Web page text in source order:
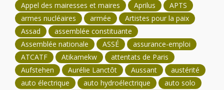
Appel des mairesses et maires Aprilus
APTS
armes nucléaires
armée
Artistes pour la paix
Assad
assemblée constituante
Assemblée nationale
ASSÉ
assurance-emploi
ATCATF
Atikamekw
attentats de Paris
Aufstehen
Aurélie Lanctôt Aussant
austérité
auto électrique
auto hydroélectrique
auto solo